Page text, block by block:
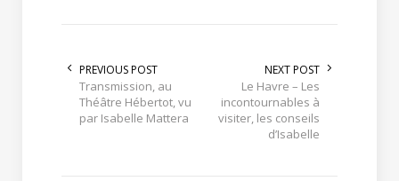
PREVIOUS POST
Transmission, au
Théâtre Hébertot, vu
par Isabelle Mattera
NEXT POST
Le Havre – Les
incontournables à
visiter, les conseils
d’Isabelle